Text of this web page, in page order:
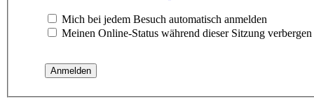
Mich bei jedem Besuch automatisch anmelden
Meinen Online-Status während dieser Sitzung verbergen